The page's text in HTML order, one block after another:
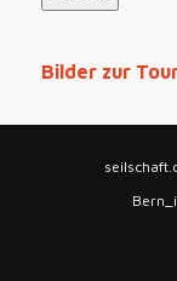
Bilder zur